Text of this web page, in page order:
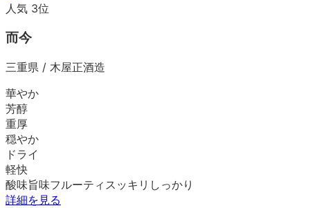
人気 3位
而今
三重県 / 木屋正酒造
華やか
芳醇
重厚
穏やか
ドライ
軽快
酸味旨味フルーティ スッキリ しっかり
詳細を見る